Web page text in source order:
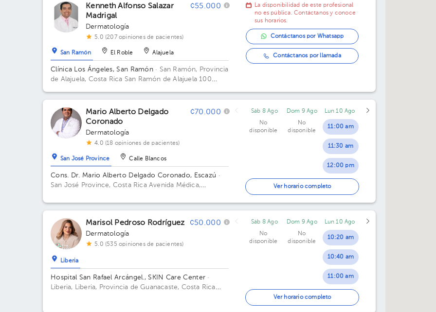
Kenneth Alfonso Salazar
Madrigal
¢55.000
Dermatología
5.0 (207 opiniones de pacientes)
San Ramón El Roble Alajuela
Clínica Los Ángeles, San Ramón · San Ramón, Provincia
de Alajuela, Costa Rica San Ramón de Alajuela 100
La disponibilidad de este profesional
no es pública. Contáctanos y conoce
sus horarios.
Contáctanos por Whatsapp
Contáctanos por llamada
Mario Alberto Delgado
Coronado
¢70.000
Dermatología
4.0 (18 opiniones de pacientes)
San José Province Calle Blancos
Cons. Dr. Mario Alberto Delgado Coronado, Escazú ·
San José Province, Costa Rica Avenida Médica,
6. Consultorio 617.
Sáb 8 Ago
No
disponible
Dom 9 Ago
No
disponible
Lun 10 Ago
11:00 am
11:30 am
12:00 pm
12:30 pm
01:00 pm
01:30 pm
02:00 pm
02:30 pm
03:00 pm
Ver horario completo
Marisol Pedroso Rodríguez ¢50.000
Dermatología
5.0 (535 opiniones de pacientes)
Liberia
Hospital San Rafael Arcángel., SKIN Care Center ·
Liberia, Liberia, Provincia de Guanacaste, Costa Rica
Sáb 8 Ago
No
disponible
Dom 9 Ago
No
disponible
Lun 10 Ago
10:20 am
10:40 am
11:00 am
01:00 pm
Ver horario completo